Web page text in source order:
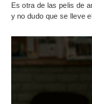
Es otra de las pelis de
y no dudo que se lleve